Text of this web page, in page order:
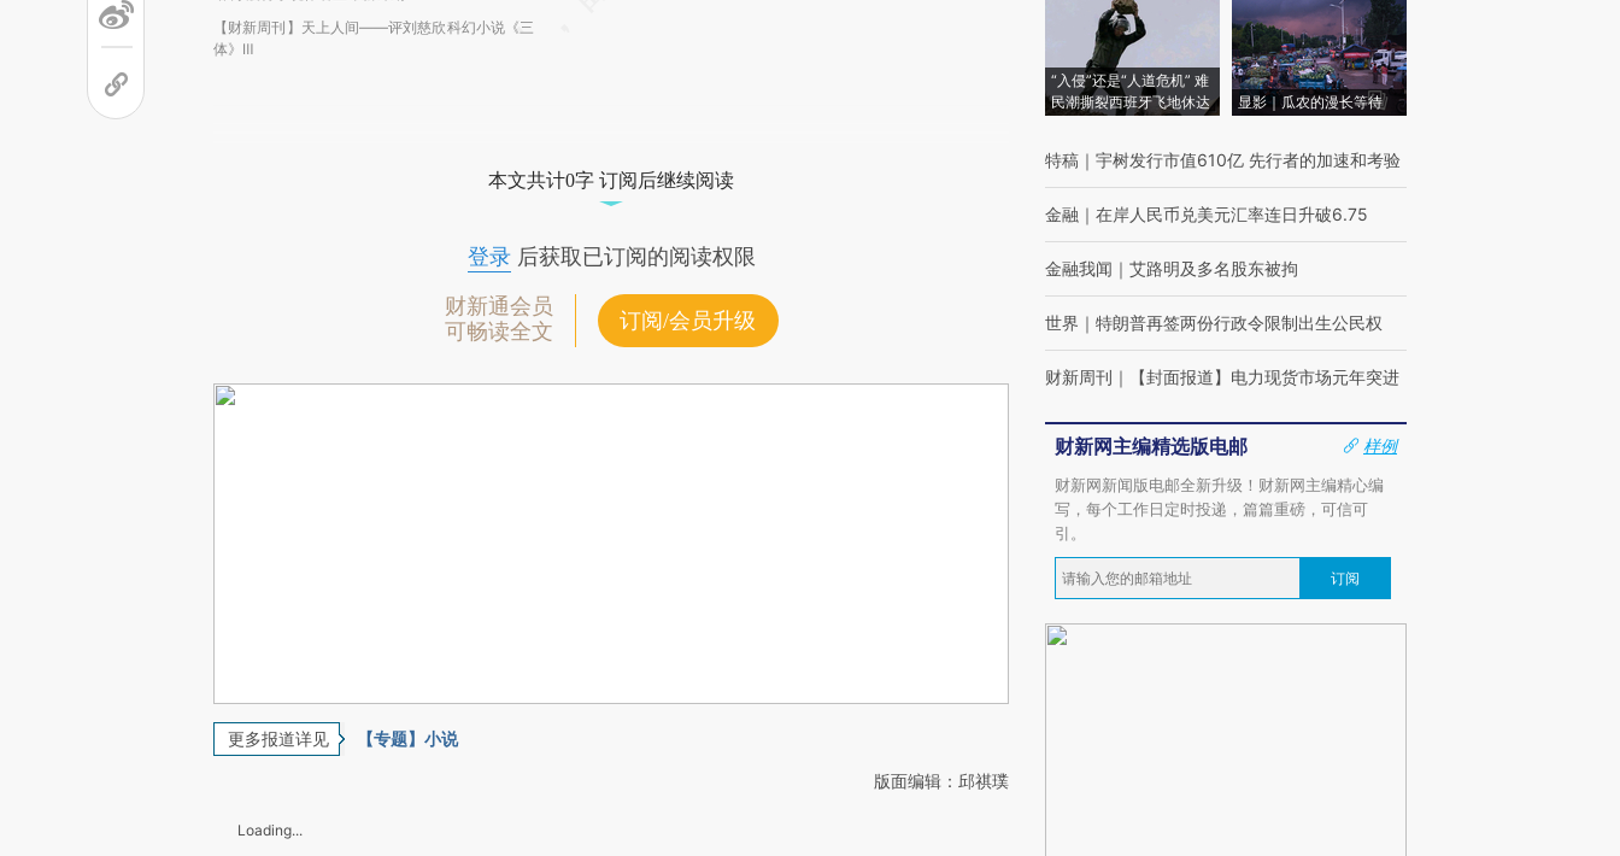
【财新周刊】天上人间——评刘慈欣科幻小说《三
体》Ⅲ
本文共计0字 订阅后继续阅读
登录后获取已订阅的阅读权限
财新通会员
可畅读全文
订阅/会员升级
更多报道详见 【专题】小说
版面编辑：邱祺璞
Loading...
“入侵”还是“人道危机” 难
民潮撕裂西班牙飞地休达
显影｜瓜农的漫长等待
特稿 ｜ 宇树发行市值610亿 先行者的加速和考验
金融 ｜ 在岸人民币兑美元汇率连日升破6.75
金融我闻 ｜ 艾路明及多名股东被拘
世界 ｜ 特朗普再签两份行政令限制出生公民权
财新周刊 ｜ 【封面报道】电力现货市场元年突进
财新网主编精选版电邮
样例
财新网新闻版电邮全新升级！财新网主编精心编
写，每个工作日定时投递，篇篇重磅，可信可
引。
订阅